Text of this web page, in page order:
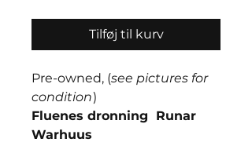
Tilføj til kurv
Pre-owned, (see pictures for
condition)
Fluenes dronning Runar
Warhuus